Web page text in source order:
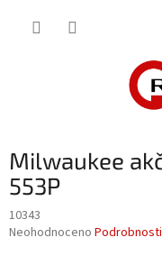
Milwaukee
553P
10343
Průměrné
Neohodnoceno